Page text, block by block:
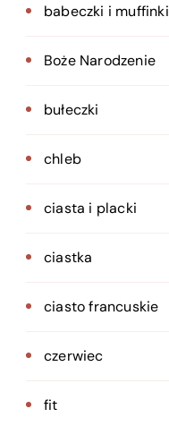
babeczki i muffinki
Boże Narodzenie
bułeczki
chleb
ciasta i placki
ciastka
ciasto francuskie
czerwiec
fit